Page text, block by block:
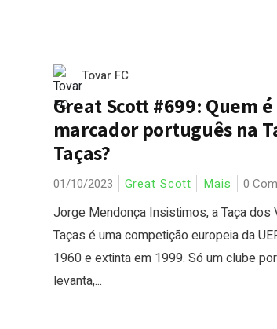
Tovar FC
Great Scott #699: Quem
marcador português na
Taças?
01/10/2023 Great Scott Mais 0
Jorge Mendonça Insistimos, a Taça dos
Taças é uma competição europeia da
1960 e extinta em 1999. Só um clube
levanta,...